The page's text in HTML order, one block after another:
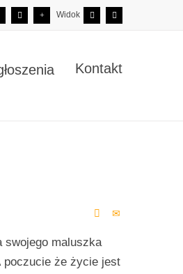
Widok
Kontakt
swojego maluszka
poczucie że życie jest